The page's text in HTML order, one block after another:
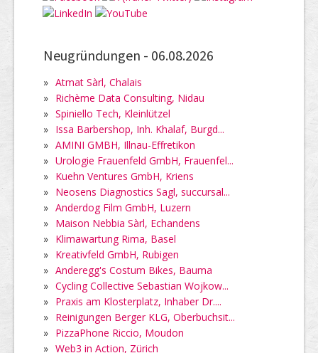
Neugründungen - 06.08.2026
» Atmat Sàrl, Chalais
» Richème Data Consulting, Nidau
» Spiniello Tech, Kleinlützel
» Issa Barbershop, Inh. Khalaf, Burgd...
» AMINI GMBH, Illnau-Effretikon
» Urologie Frauenfeld GmbH, Frauenfel...
» Kuehn Ventures GmbH, Kriens
» Neosens Diagnostics Sagl, succursal...
» Anderdog Film GmbH, Luzern
» Maison Nebbia Sàrl, Echandens
» Klimawartung Rima, Basel
» Kreativfeld GmbH, Rubigen
» Anderegg's Costum Bikes, Bauma
» Cycling Collective Sebastian Wojkow...
» Praxis am Klosterplatz, Inhaber Dr....
» Reinigungen Berger KLG, Oberbuchsit...
» PizzaPhone Riccio, Moudon
» Web3 in Action, Zürich